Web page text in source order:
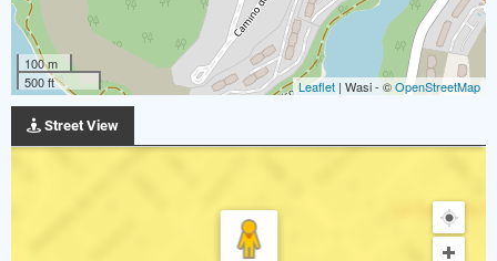
100 m
500 ft
Leaflet | Wasi - ©OpenStreetMap
Street View